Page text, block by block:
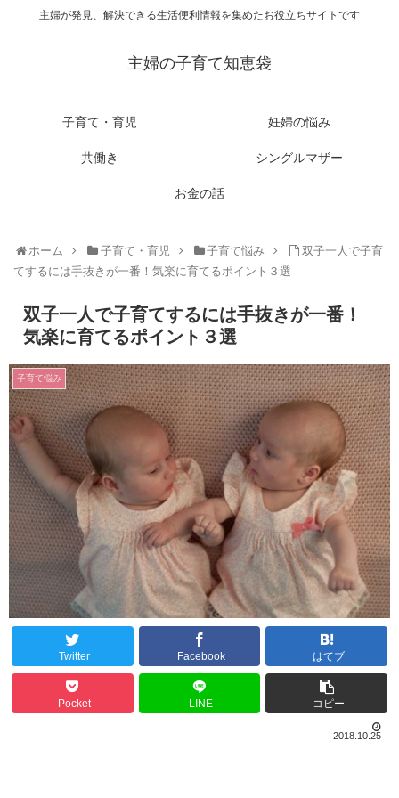
主婦が発見、解決できる生活便利情報を集めたお役立ちサイトです
主婦の子育て知恵袋
子育て・育児 妊婦の悩み
共働き シングルマザー
お金の話
ホーム 子育て・育児 子育て悩み
双子一人で子育
てするには手抜きが一番！気楽に育てるポイント３選
双子一人で子育てするには手抜きが一番！
気楽に育てるポイント３選
子育て悩み
Twitter Facebook はてブ
Pocket LINE コピー
2018.10.25